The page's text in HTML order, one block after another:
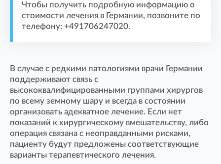
Чтобы получить подробную информацию о
стоимости лечения в Германии, позвоните по
телефону: +491706247020.
В случае с редкими патологиями врачи Германии
поддерживают связь с
высококвалифицированными группами хирургов
по всему земному шару и всегда в состоянии
организовать адекватное лечение. Если нет
показаний к хирургическому вмешательству, либо
операция связана с неоправданными рисками,
пациенту будут предложены соответствующие
варианты терапевтического лечения.